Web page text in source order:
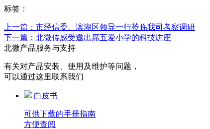
标签：
上一篇：市经信委、滨湖区领导一行莅临我司考察调研
下一篇：北微传感受邀出席五爱小学的科技讲座
北微产品服务与支持
有关对产品安装、使用及维护等问题，
可以通过这里联系我们
白皮书
可供下载的手册指南
方便查阅